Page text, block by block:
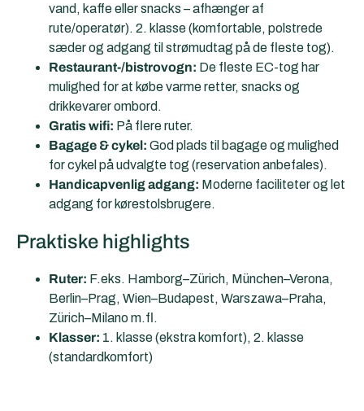
vand, kaffe eller snacks – afhænger af
rute/operatør). 2. klasse (komfortable, polstrede
sæder og adgang til strømudtag på de fleste tog).
Restaurant-/bistrovogn: De fleste EC-tog har
mulighed for at købe varme retter, snacks og
drikkevarer ombord.
Gratis wifi: På flere ruter.
Bagage & cykel: God plads til bagage og mulighed
for cykel på udvalgte tog (reservation anbefales).
Handicapvenlig adgang: Moderne faciliteter og let
adgang for kørestolsbrugere.
Praktiske highlights
Ruter: F.eks. Hamborg–Zürich, München–Verona,
Berlin–Prag, Wien–Budapest, Warszawa–Praha,
Zürich–Milano m.fl.
Klasser: 1. klasse (ekstra komfort), 2. klasse
(standardkomfort)